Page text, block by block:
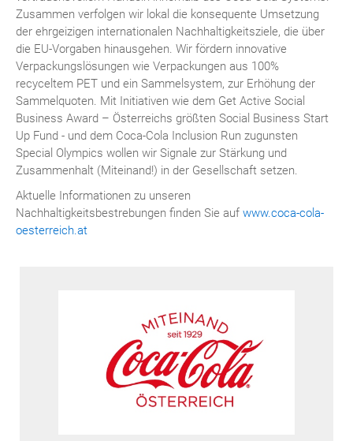
Zusammen verfolgen wir lokal die konsequente Umsetzung
der ehrgeizigen internationalen Nachhaltigkeitsziele, die über
die EU-Vorgaben hinausgehen. Wir fördern innovative
Verpackungslösungen wie Verpackungen aus 100%
recyceltem PET und ein Sammelsystem, zur Erhöhung der
Sammelquoten. Mit Initiativen wie dem Get Active Social
Business Award – Österreichs größten Social Business Start
Up Fund - und dem Coca-Cola Inclusion Run zugunsten
Special Olympics wollen wir Signale zur Stärkung und
Zusammenhalt (Miteinand!) in der Gesellschaft setzen.
Aktuelle Informationen zu unseren
Nachhaltigkeitsbestrebungen finden Sie auf www.coca-cola-
oesterreich.at